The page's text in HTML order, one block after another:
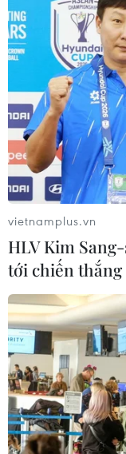
vietnamplus.vn
HLV Kim
tới chiến thắng